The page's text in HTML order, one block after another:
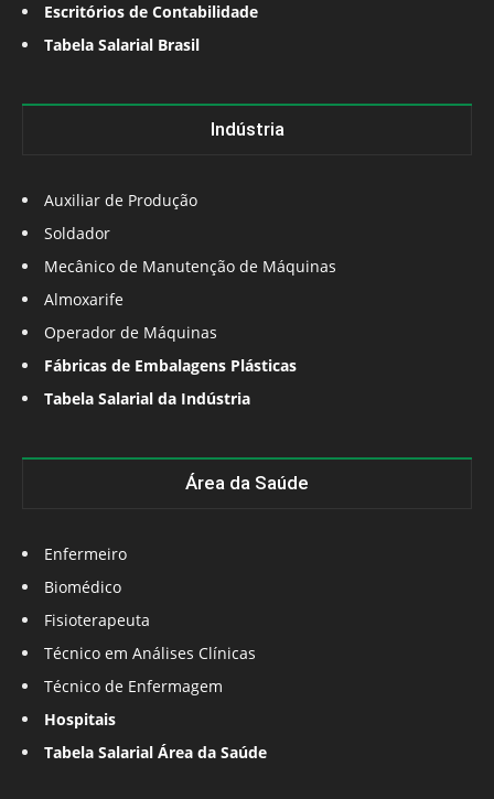
Escritórios de Contabilidade
Tabela Salarial Brasil
Indústria
Auxiliar de Produção
Soldador
Mecânico de Manutenção de Máquinas
Almoxarife
Operador de Máquinas
Fábricas de Embalagens Plásticas
Tabela Salarial da Indústria
Área da Saúde
Enfermeiro
Biomédico
Fisioterapeuta
Técnico em Análises Clínicas
Técnico de Enfermagem
Hospitais
Tabela Salarial Área da Saúde